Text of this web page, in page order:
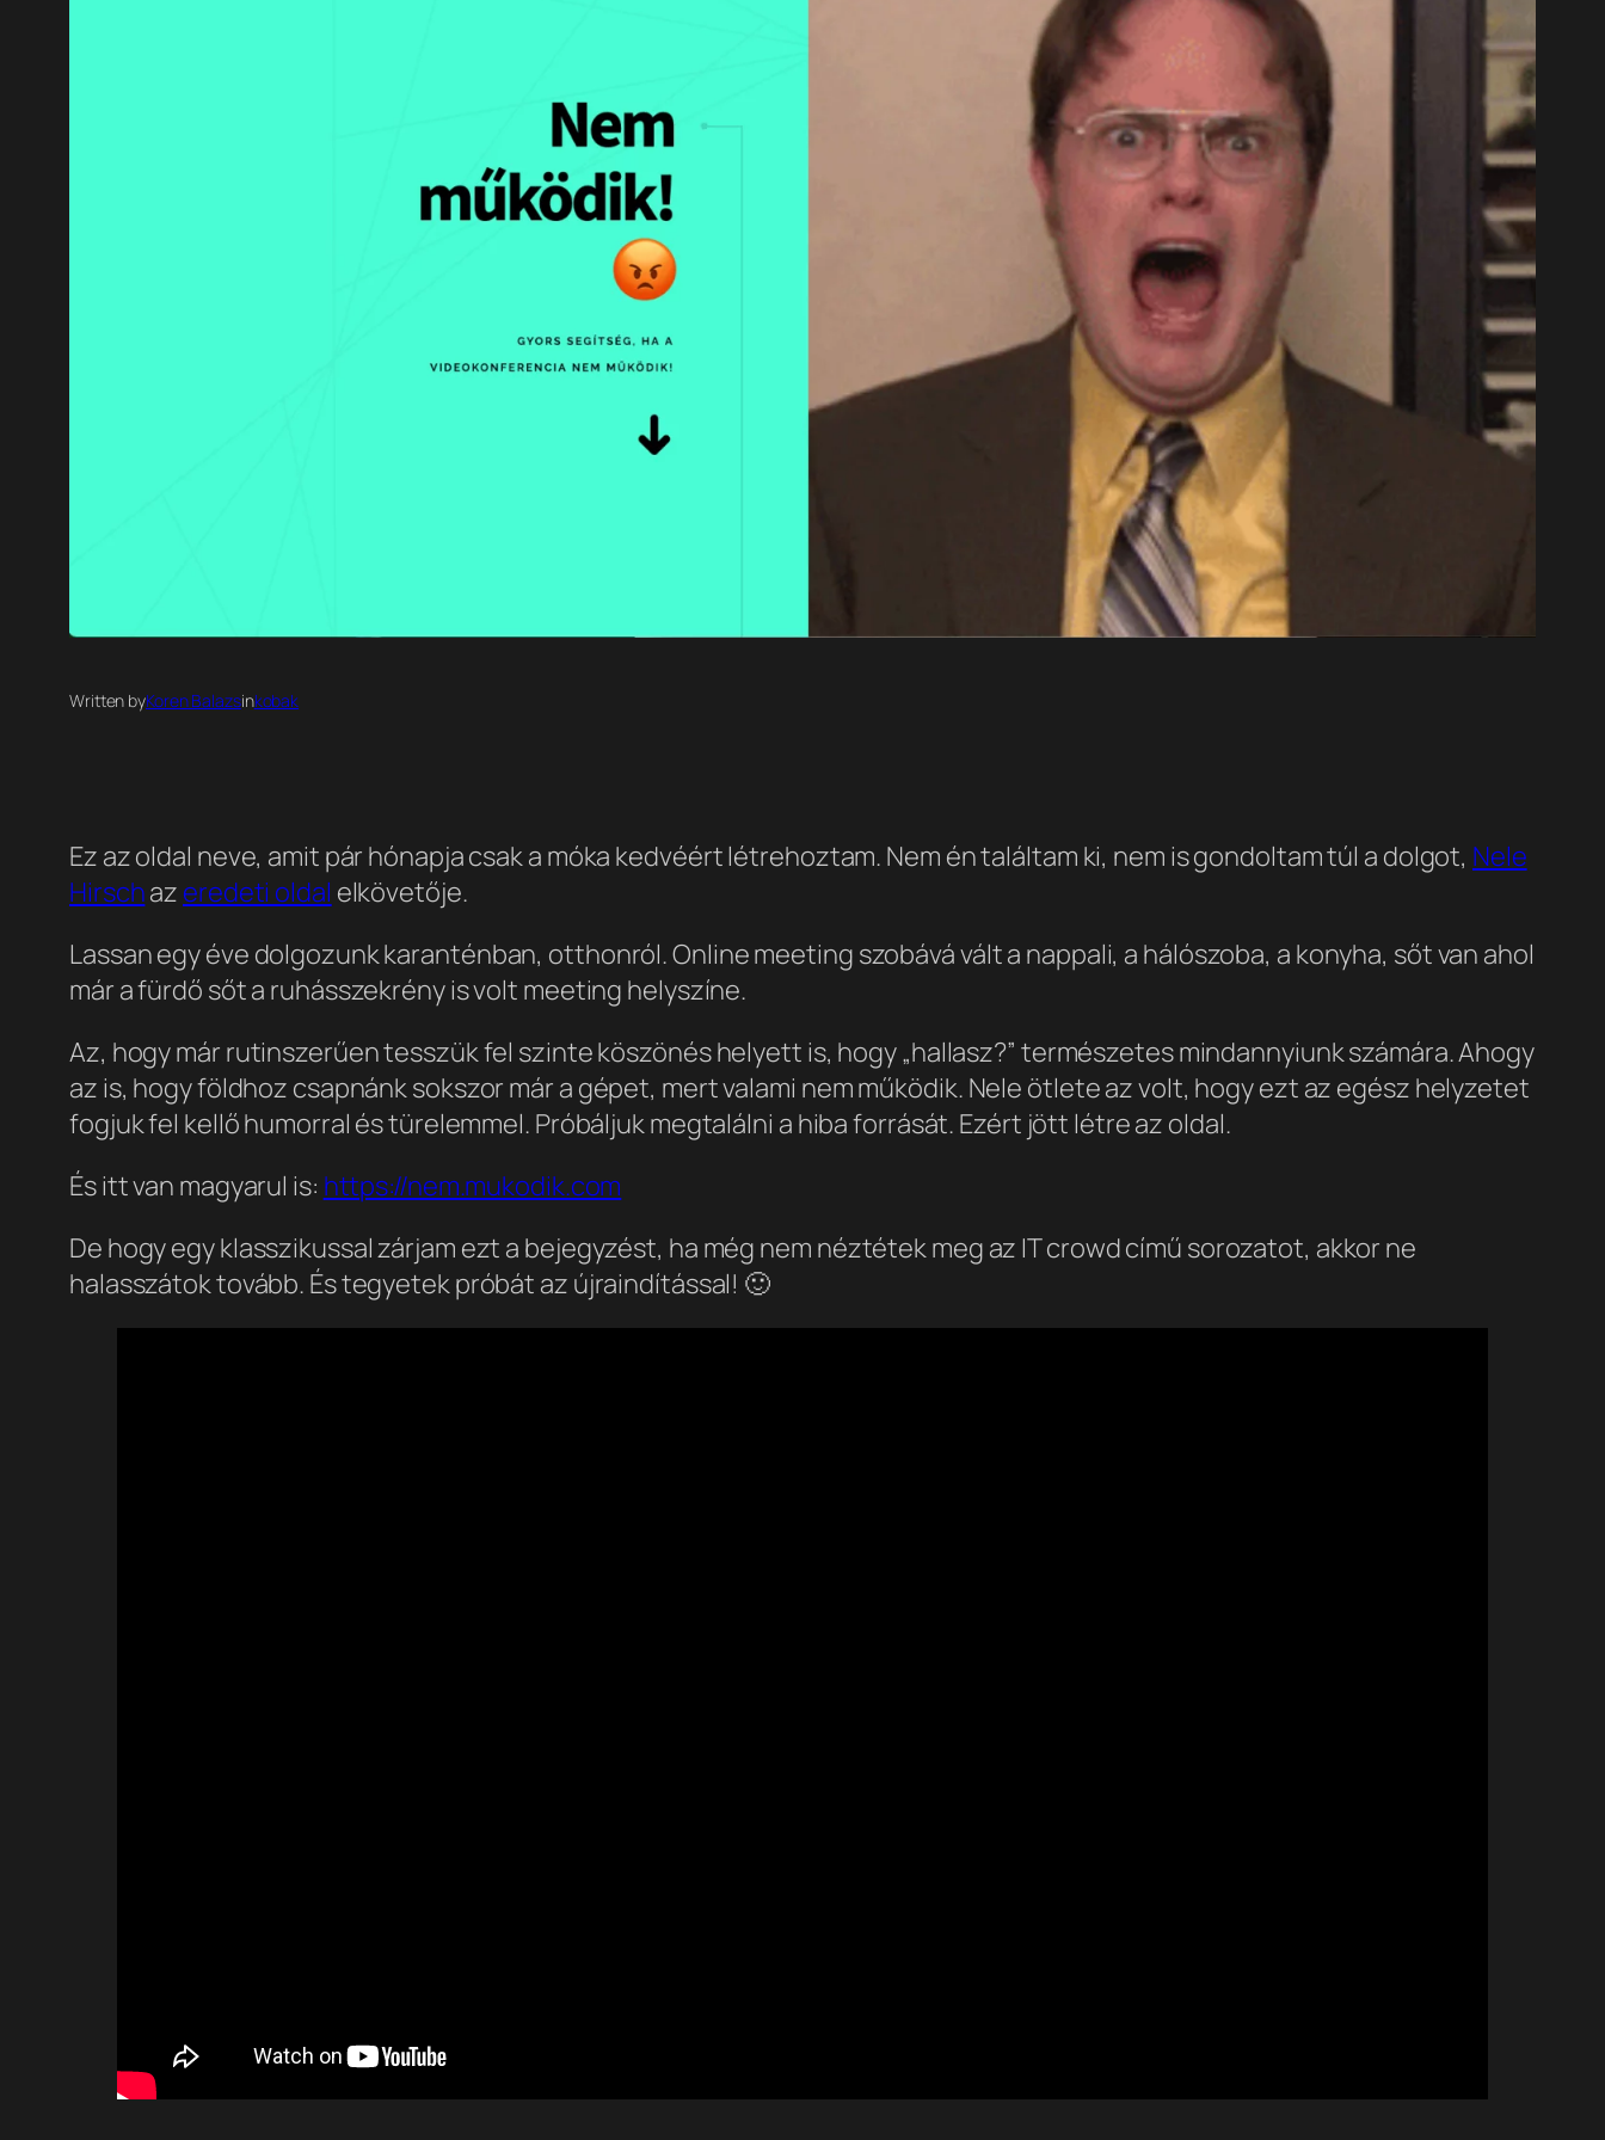
Written byKoren Balazsinkobak
Ez az oldal neve, amit pár hónapja csak a móka kedvéért létrehoztam. Nem én találtam ki, nem is gondoltam túl a dolgot, Nele
Hirschaz eredeti oldal elkövetője.
Lassan egy éve dolgozunk karanténban, otthonról. Online meeting szobává vált a nappali, a hálószoba, a konyha, sőt van ahol
már a fürdő sőt a ruhásszekrény is volt meeting helyszíne.
Az, hogy már rutinszerűen tesszük fel szinte köszönés helyett is, hogy „hallasz?” természetes mindannyiunk számára. Ahogy
az is, hogy földhoz csapnánk sokszor már a gépet, mert valami nem működik. Nele ötlete az volt, hogy ezt az egész helyzetet
fogjuk fel kellő humorral és türelemmel. Próbáljuk megtalálni a hiba forrását. Ezért jött létre az oldal.
És itt van magyarul is: https://nem.mukodik.com
De hogy egy klasszikussal zárjam ezt a bejegyzést, ha még nem néztétek meg az IT crowd című sorozatot, akkor ne
halasszátok tovább. És tegyetek próbát az újraindítással! 🙂